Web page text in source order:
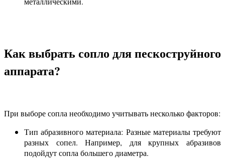
Как выбрать сопло для пескоструйного
аппарата?
При выборе сопла необходимо учитывать несколько факторов:
Тип абразивного материала: Разные материалы требуют
разных сопел. Например, для крупных абразивов
подойдут сопла большего диаметра.